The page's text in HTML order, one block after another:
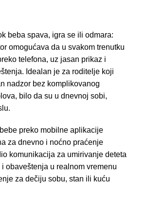
beba spava, igra se ili odmara:
omogućava da u svakom trenutku
telefona, uz jasan prikaz i
Idealan je za roditelje koji
nadzor bez komplikovanog
bilo da su u dnevnoj sobi,
preko mobilne aplikacije
za dnevno i noćno praćenje
komunikacija za umirivanje deteta
obaveštenja u realnom vremenu
za dečiju sobu, stan ili kuću